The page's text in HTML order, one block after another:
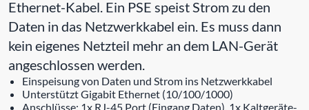
Ethernet-Kabel. Ein PSE speist Strom zu den
Daten in das Netzwerkkabel ein. Es muss dann
kein eigenes Netzteil mehr an dem LAN-Gerät
angeschlossen werden.
Einspeisung von Daten und Strom ins Netzwerkkabel
Unterstützt Gigabit Ethernet (10/100/1000)
Anschlüsse: 1x RJ-45 Port (Eingang Daten), 1x Kaltgeräte-